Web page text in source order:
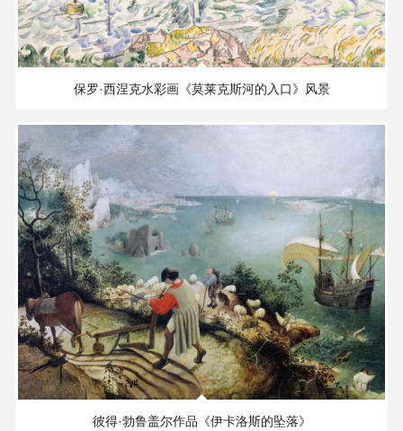
保罗·西涅克水彩画《莫莱克斯河的入口》风景
彼得·勃鲁盖尔作品《伊卡洛斯的坠落》
8.22 MB 4420×2884 PX
5.12 MB 2833×1738 PX
雕
刻
玛
瑙
织
品
文
具
书